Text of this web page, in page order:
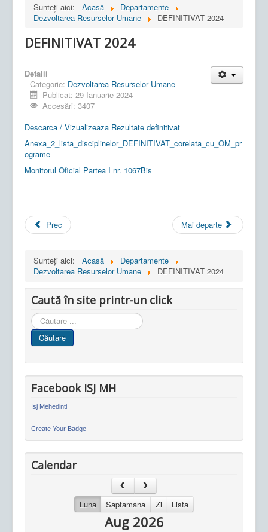
Sunteți aici:
Acasă
Departamente
Dezvoltarea Resurselor Umane
DEFINITIVAT 2024
DEFINITIVAT 2024
Detalii
Categorie: Dezvoltarea Resurselor Umane
Publicat: 29 Ianuarie 2024
Accesări: 3407
Descarca / Vizualizeaza Rezultate definitivat
Anexa_2_lista_disciplinelor_DEFINITIVAT_corelata_cu_OM_pr
ograme
Monitorul Oficial Partea I nr. 1067Bis
Prec Mai departe
Sunteți aici: Acasă
Departamente
Dezvoltarea Resurselor Umane
DEFINITIVAT 2024
Caută în site printr-un click
Cauta
in
site
Căutare
Facebook ISJ MH
Isj Mehedinti
Create Your Badge
Calendar
Luna Saptamana Zi Lista
Aug 2026